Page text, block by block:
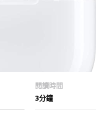
閱讀時間
3分鐘